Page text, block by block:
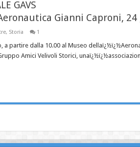
GAVS
Gianni Caproni, 24
, Storia 1
a partire dalla 10.00 al Museo
Amici Velivoli Storici,